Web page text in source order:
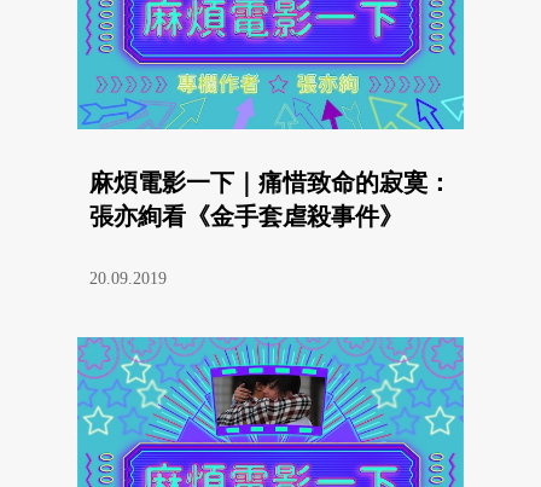
麻煩電影一下｜痛惜致命的寂寞：
張亦絢看《金手套虐殺事件》
20.09.2019